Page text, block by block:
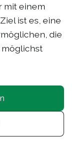
mit einem
ist es, eine
die
möglichst